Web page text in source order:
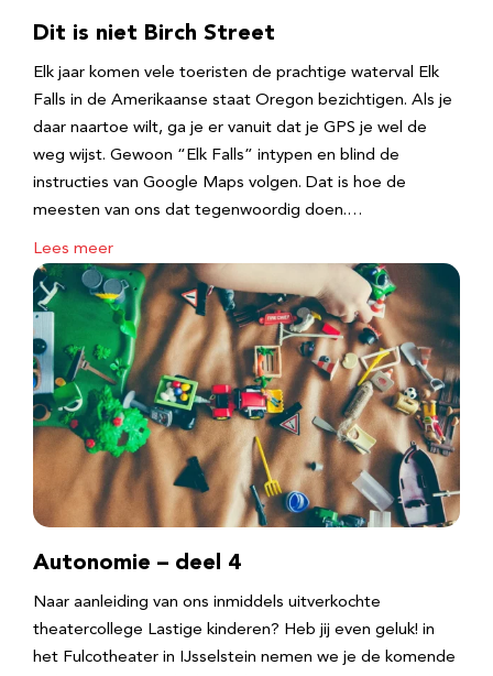
Dit is niet Birch Street
Elk jaar komen vele toeristen de prachtige waterval Elk
Falls in de Amerikaanse staat Oregon bezichtigen. Als je
daar naartoe wilt, ga je er vanuit dat je GPS je wel de
weg wijst. Gewoon “Elk Falls” intypen en blind de
instructies van Google Maps volgen. Dat is hoe de
meesten van ons dat tegenwoordig doen.…
Lees meer
Autonomie – deel 4
Naar aanleiding van ons inmiddels uitverkochte
theatercollege Lastige kinderen? Heb jij even geluk! in
het Fulcotheater in IJsselstein nemen we je de komende